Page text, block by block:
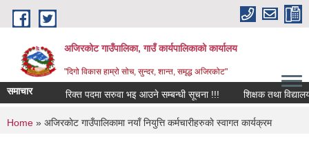
Skip to main content
अजिरकोट गाउँपालिका, गाउँ कार्यपालिकाको कार्यालय
"दिगो विकास हाम्रो सोच, सुन्दर, शान्त, समृद्ध अजिरकोट"
समाचार रिक्त पदमा सरुवा भइ आउने सम्बन्धी सूचना !!! शिक्षक तथा विद्यालय
You are here
Home » अजिरकाेट गाउँपालिकामा नयाँ नियुत्ति कर्मचारीहरुकाे स्वागत कार्यक्रम